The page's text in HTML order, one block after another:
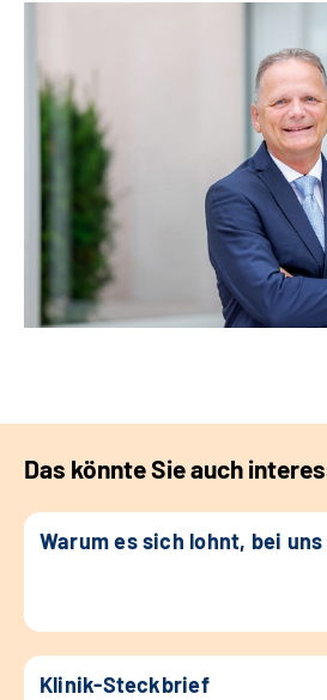
Das könnte Sie auch
Warum es sich lohnt, bei
Klinik-Steckbrief